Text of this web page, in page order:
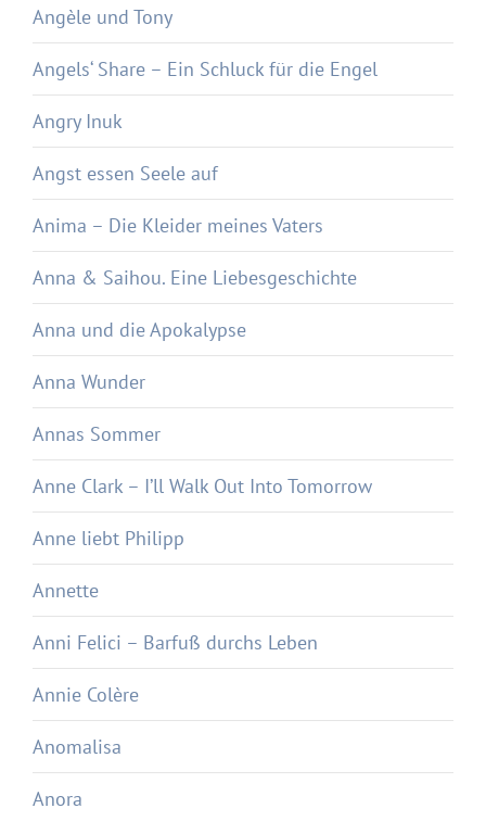
Angèle und Tony
Angels‘ Share – Ein Schluck für die Engel
Angry Inuk
Angst essen Seele auf
Anima – Die Kleider meines Vaters
Anna & Saihou. Eine Liebesgeschichte
Anna und die Apokalypse
Anna Wunder
Annas Sommer
Anne Clark – I’ll Walk Out Into Tomorrow
Anne liebt Philipp
Annette
Anni Felici – Barfuß durchs Leben
Annie Colère
Anomalisa
Anora